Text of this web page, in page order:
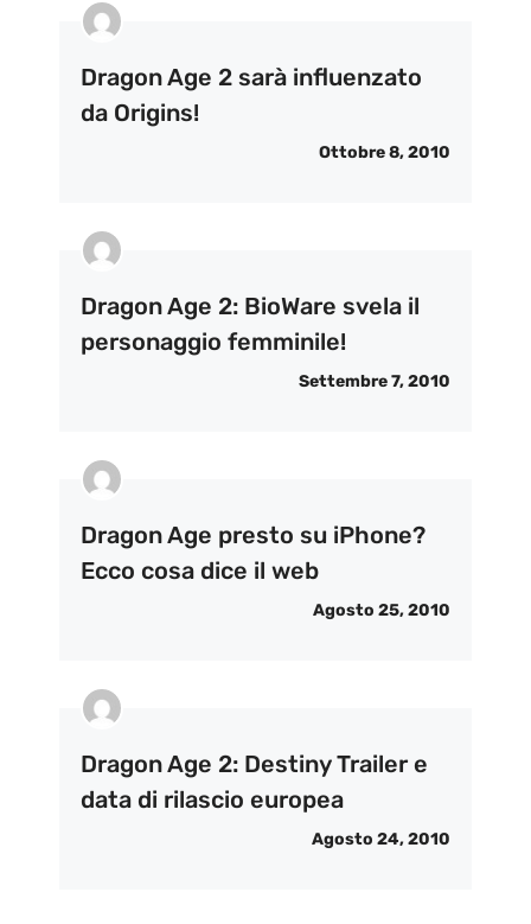
Dragon Age 2 sarà influenzato
da Origins!
Ottobre 8, 2010
Dragon Age 2: BioWare svela il
personaggio femminile!
Settembre 7, 2010
Dragon Age presto su iPhone?
Ecco cosa dice il web
Agosto 25, 2010
Dragon Age 2: Destiny Trailer e
data di rilascio europea
Agosto 24, 2010